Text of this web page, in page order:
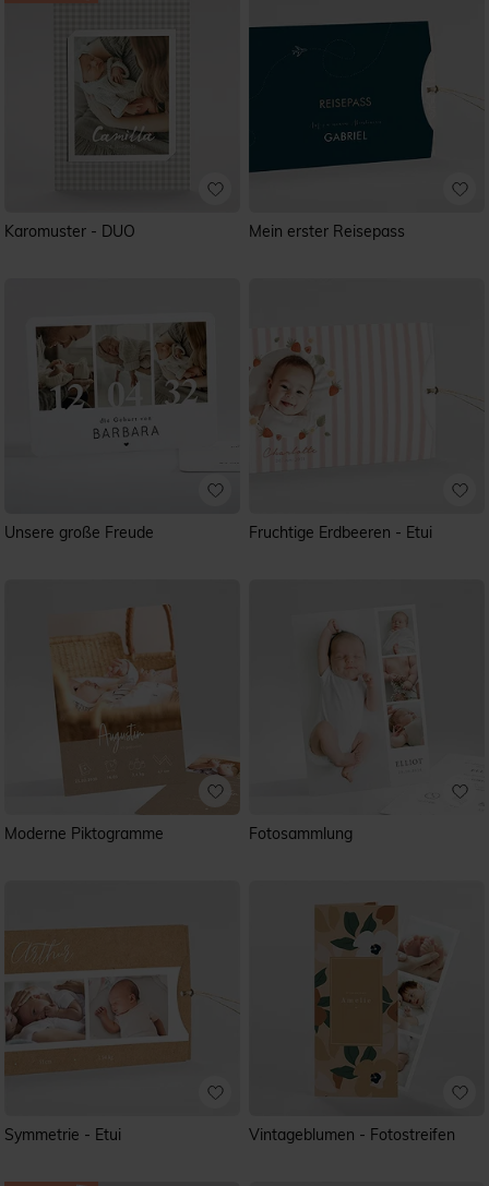
Karomuster - DUO Mein erster Reisepass
Unsere große Freude Fruchtige Erdbeeren - Etui
Moderne Piktogramme Fotosammlung
Symmetrie - Etui Vintageblumen - Fotostreifen